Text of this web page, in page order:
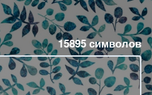
15895символов